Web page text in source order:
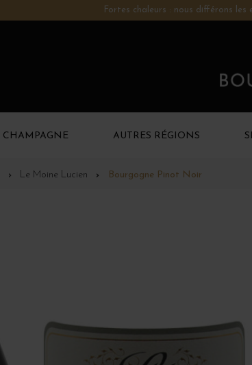
Fortes chaleurs : nous différons
CHAMPAGNE AUTRES RÉGIONS
Le Moine Lucien Bourgogne Pinot Noir